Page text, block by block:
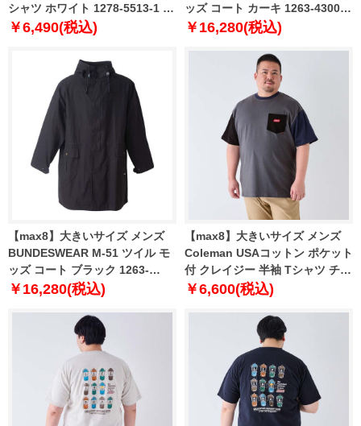
シャツ ホワイト 1278-5513-1 3L
4L 5L 6L 7L 8L
￥6,490(税込)
ッズ コート カーキ 1263-4300-1
3L 4L 5L 6L 8L
￥16,280(税込)
【max8】大きいサイズ メンズ
BUNDESWEAR M-51 ツイル モ
ッズ コート ブラック 1263-
4300-2 3L 4L 5L 6L 8L
￥16,280(税込)
【max8】大きいサイズ メンズ
Coleman USAコットン ポケット
付 クレイジー 半袖 Tシャツ チャ
コール 1278-4206-2 3L 4L 5L
￥6,600(税込)